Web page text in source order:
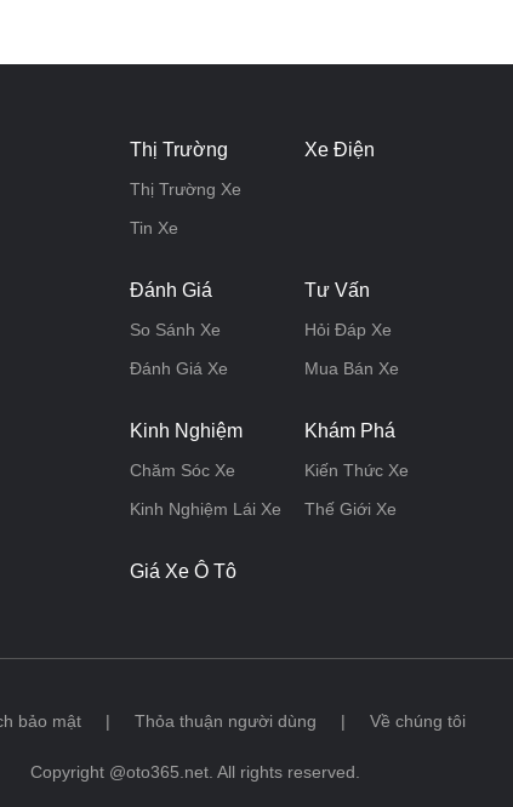
Thị Trường
Thị Trường Xe
Tin Xe
Xe Điện
Đánh Giá
So Sánh Xe
Đánh Giá Xe
Tư Vấn
Hỏi Đáp Xe
Mua Bán Xe
Kinh Nghiệm
Chăm Sóc Xe
Kinh Nghiệm Lái Xe
Khám Phá
Kiến Thức Xe
Thế Giới Xe
Giá Xe Ô Tô
bảo mật | Thỏa thuận người dùng | Về chúng tôi
Copyright @oto365.net. All rights reserved.